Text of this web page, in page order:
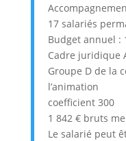
17 salariés
Budget annuel :
Cadre juridique
Groupe D de la
l’animation
coefficient 300
1 842 € bruts
Le salarié peut